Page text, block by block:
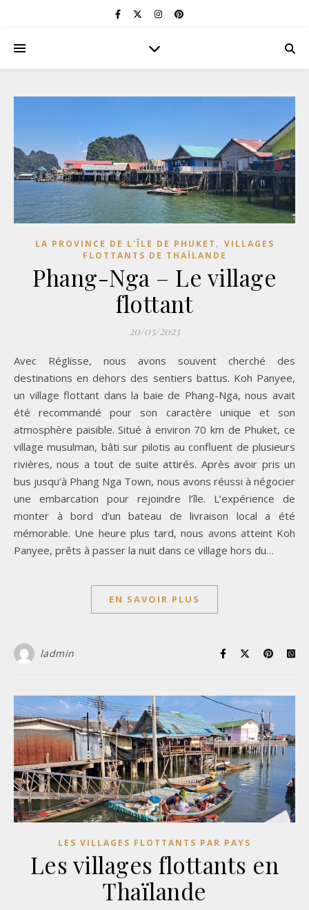
LA PROVINCE DE L'ÎLE DE PHUKET , VILLAGES
FLOTTANTS DE THAÏLANDE
Phang-Nga – Le village
flottant
20/03/2023
Avec Réglisse, nous avons souvent cherché des
destinations en dehors des sentiers battus. Koh Panyee,
un village flottant dans la baie de Phang-Nga, nous avait
été recommandé pour son caractère unique et son
atmosphère paisible. Situé à environ 70 km de Phuket, ce
village musulman, bâti sur pilotis au confluent de plusieurs
rivières, nous a tout de suite attirés. Après avoir pris un
bus jusqu’à Phang Nga Town, nous avons réussi à négocier
une embarcation pour rejoindre l’île. L’expérience de
monter à bord d’un bateau de livraison local a été
mémorable. Une heure plus tard, nous avons atteint Koh
Panyee, prêts à passer la nuit dans ce village hors du…
EN SAVOIR PLUS
ladmin
LES VILLAGES FLOTTANTS PAR PAYS
Les villages flottants en
Thaïlande